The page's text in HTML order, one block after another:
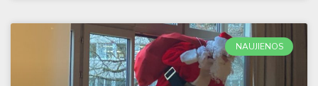
NAUJIENOS